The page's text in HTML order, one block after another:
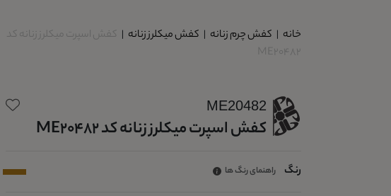
خانه | کفش چرم زنانه | کفش میکلرز زنانه | کفش اسپرت میکلرز زنانه کد
ME20482
ME20482
کفش اسپرت میکلرز زنانه کد ME20482
رنگ راهنمای رنگ ها